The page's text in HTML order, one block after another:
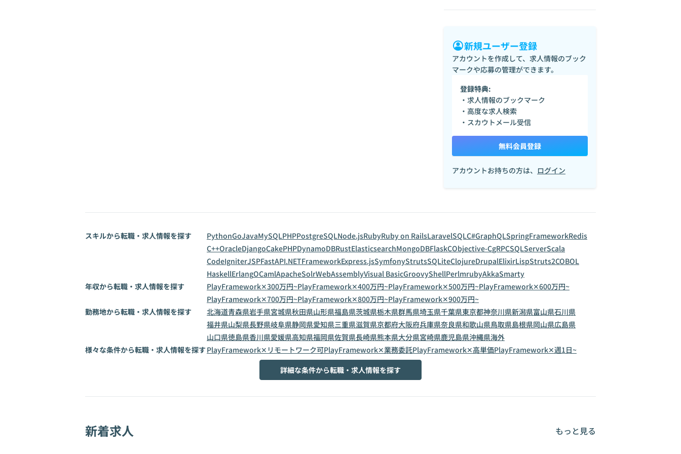
新規ユーザー登録
アカウントを作成して、求人情報のブック
マークや応募の管理ができます。
登録特典:
・求人情報のブックマーク
・高度な求人検索
・スカウトメール受信
無料会員登録
アカウントお持ちの方は、 ログイン
スキルから転職・求人情報を探す PythonGoJavaMySQLPHPPostgreSQLNode.jsRubyRuby on RailsLaravelSQLC#GraphQLSpringFrameworkRedis
C++OracleDjangoCakePHPDynamoDBRustElasticsearchMongoDBFlaskCObjective-CgRPCSQLServerScala
CodeIgniterJSPFastAPI.NETFrameworkExpress.jsSymfonyStrutsSQLiteClojureDrupalElixirLispStruts2COBOL
HaskellErlangOCamlApacheSolrWebAssemblyVisual BasicGroovyShellPerlmrubyAkkaSmarty
年収から転職・求人情報を探す
PlayFramework✕300万円~PlayFramework✕400万円~PlayFramework✕500万円~PlayFramework✕600万円~
PlayFramework✕700万円~PlayFramework✕800万円~PlayFramework✕900万円~
勤務地から転職・求人情報を探す
北海道青森県岩手県宮城県秋田県山形県福島県茨城県栃木県群馬県埼玉県千葉県東京都神奈川県新潟県富山県石川県
福井県山梨県長野県岐阜県静岡県愛知県三重県滋賀県京都府大阪府兵庫県奈良県和歌山県鳥取県島根県岡山県広島県
山口県徳島県香川県愛媛県高知県福岡県佐賀県長崎県熊本県大分県宮崎県鹿児島県沖縄県海外
様々な条件から転職・求人情報を探す PlayFramework✕リモートワーク可PlayFramework✕業務委託PlayFramework✕高単価PlayFramework✕週1日~
詳細な条件から転職・求人情報を探す
新着求人 もっと見る